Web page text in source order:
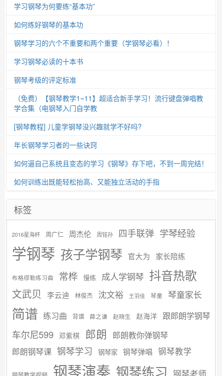
学习钢琴为何要练“基本功”
如何练好钢琴的基本功
钢琴学习的六个不重要和两个重要（学钢琴必看）！
学习钢琴必读的十本书
钢琴考级的评定标准
（免费）【钢琴教学1~11】超适合新手学习！流行键盘弹唱教
学合集（电钢琴入门自学教
[钢琴教程] 儿童学钢琴没兴趣就学不好吗?
年长钢琴学习者的一些诀窍
如何逼自己系统且变态的学习《钢琴》存下吧，不到一周完结！
如何训练出既能轻松抬高、又能独立活动的手指
标签
2016星海杯 周广仁 周杰伦 周铭孙 四手联弹 学琴经验
学钢琴 孩子学钢琴 官大为 家长陪练
布格缪勒练习曲 常桦 慢练 成人学钢琴 抖音热歌
文武贝 李云迪 林俊杰 沈文裕 王羽佳 琴童 琴童家长
简谱 练习曲 背谱 薛之谦 赵晓生 赵海洋 跟郎朗学钢琴
车尔尼599 邓紫棋 郎朗 郎朗教你弹钢琴
郎朗钢琴课 钢琴学习 钢琴家 钢琴弹唱 钢琴教学
钢琴教学视频 钢琴演奏 钢琴练习 钢琴老师